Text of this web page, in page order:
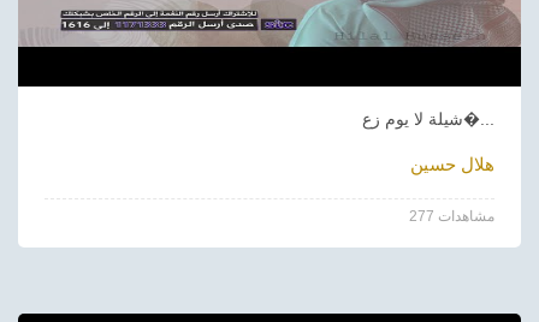
شيلة لا يوم زع�...
هلال حسين
277 مشاهدات